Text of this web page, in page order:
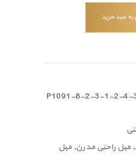
به سبد خرید
P1091-8-2-3-1-2-
, مبل راحتی مدرن, مبل